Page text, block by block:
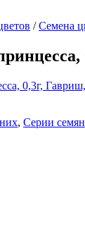
/Семена
, Серии семян